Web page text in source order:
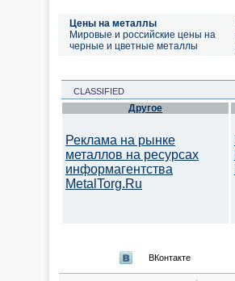
Цены на металлы
Мировые и российские цены на
черные и цветные металлы
CLASSIFIED
Другое
Реклама на рынке
металлов на ресурсах
информагентства
MetalTorg.Ru
ВКонтакте